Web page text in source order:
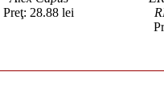
Preţ: 28.88 lei